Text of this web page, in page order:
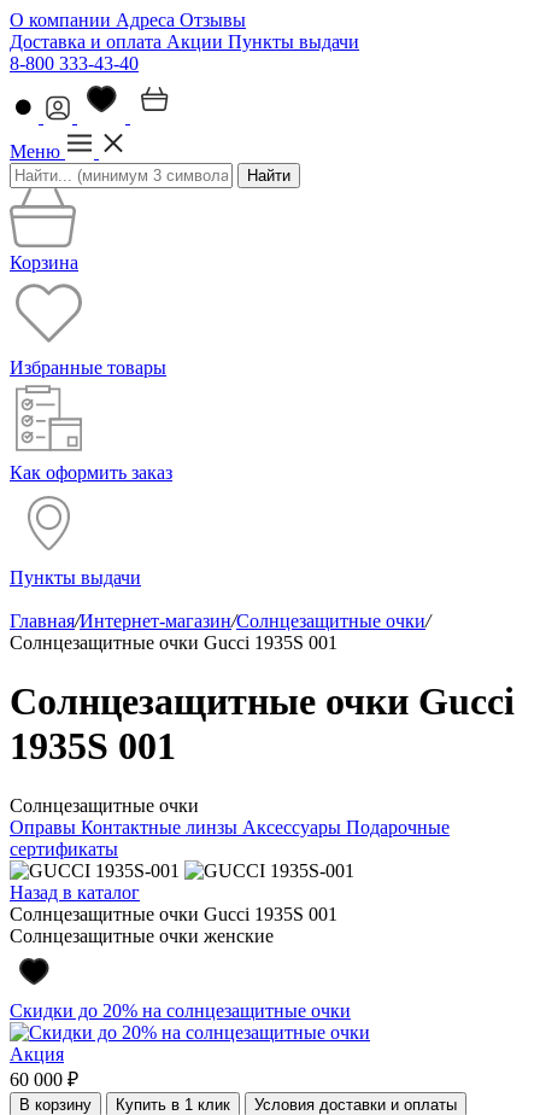
О компании Адреса Отзывы
Доставка и оплата Акции Пункты выдачи
8-800 333-43-40
Меню
Найти
Корзина
Избранные товары
Как оформить заказ
Пункты выдачи
Главная/Интернет-магазин/Солнцезащитные очки/
Солнцезащитные очки Gucci 1935S 001
Солнцезащитные очки Gucci
1935S 001
Солнцезащитные очки
Оправы Контактные линзы Аксессуары Подарочные
сертификаты
Назад в каталог
Солнцезащитные очки Gucci 1935S 001
Солнцезащитные очки женские
Скидки до 20% на солнцезащитные очки
Акция
60 000 ₽
В корзину Купить в 1 клик Условия доставки и оплаты